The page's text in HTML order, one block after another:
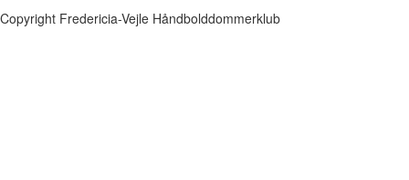
Copyright Fredericia-Vejle Håndbolddommerklub